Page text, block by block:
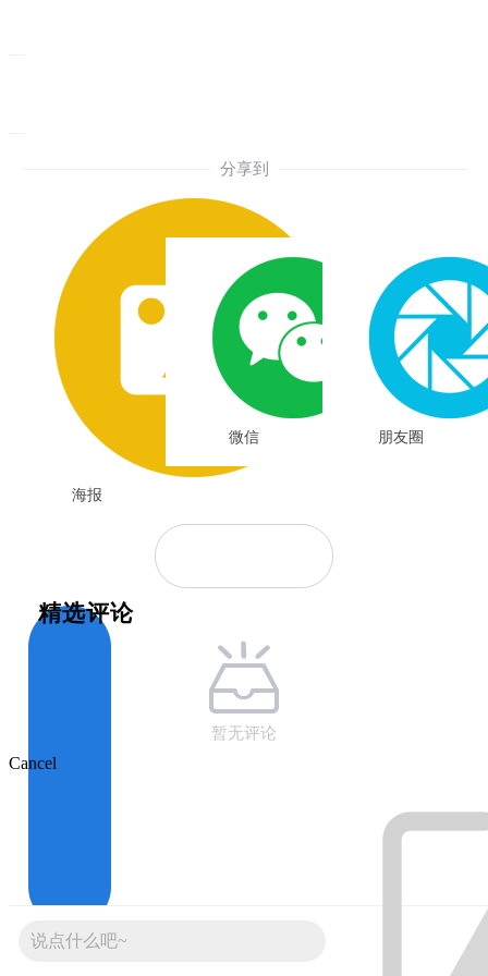
分享到
海报
微信 朋友圈
精选评论
暂无评论
说点什么吧~
Cancel